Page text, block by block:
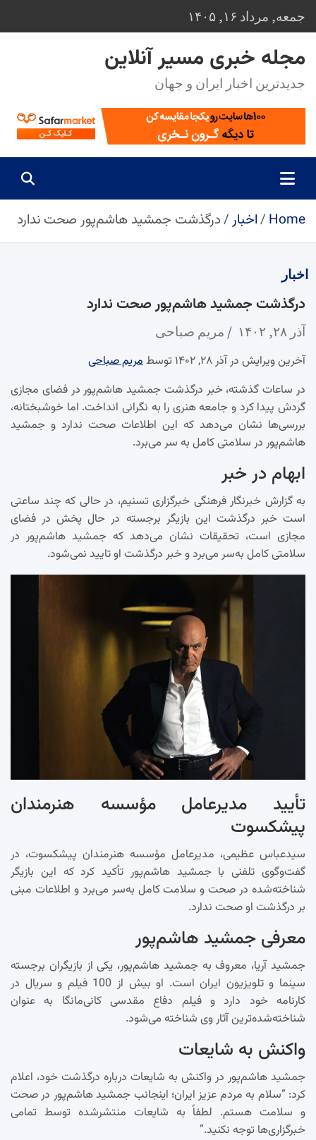
to
content
جمعه, مرداد ۱۶, ۱۴۰۵
مجله خبری مسیر آنلاین
جدیدترین اخبار ایران و جهان
Home اخبار درگذشت جمشید هاشم‌پور صحت ندارد
اخبار
درگذشت جمشید هاشم‌پور صحت ندارد
آذر ۲۸, ۱۴۰۲ مریم صباحی
آخرین ویرایش در آذر ۲۸, ۱۴۰۲ توسط
مریم صباحی
در ساعات گذشته، خبر درگذشت جمشید هاشم‌پور در فضای مجازی
گردش پیدا کرد و جامعه هنری را به نگرانی انداخت. اما خوشبختانه،
بررسی‌ها نشان می‌دهد که این اطلاعات صحت ندارد و جمشید
هاشم‌پور در سلامتی کامل به سر می‌برد.
ابهام در خبر
به گزارش خبرنگار فرهنگی خبرگزاری تسنیم، در حالی که چند ساعتی
است خبر درگذشت این بازیگر برجسته در حال پخش در فضای
مجازی است، تحقیقات نشان می‌دهد که جمشید هاشم‌پور در
سلامتی کامل به‌سر می‌برد و خبر درگذشت او تایید نمی‌شود.
تأیید مدیرعامل مؤسسه هنرمندان
پیشکسوت
سیدعباس عظیمی، مدیرعامل مؤسسه هنرمندان پیشکسوت، در
گفت‌وگوی تلفنی با جمشید هاشم‌‌پور تأکید کرد که این بازیگر
شناخته‌شده در صحت و سلامت کامل به‌سر می‌برد و اطلاعات مبنی
بر درگذشت او صحت ندارد.
معرفی جمشید هاشم‌پور
جمشید آریا، معروف به جمشید هاشم‌پور، یکی از بازیگران برجسته
سینما و تلویزیون ایران است. او بیش از 100 فیلم و سریال در
کارنامه خود دارد و فیلم دفاع مقدسی کانی‌مانگا به عنوان
شناخته‌شده‌ترین آثار وی شناخته می‌شود.
واکنش به شایعات
جمشید هاشم‌پور در واکنش به شایعات درباره درگذشت خود، اعلام
کرد: “سلام به مردم عزیز ایران؛ اینجانب جمشید هاشم‌پور در صحت
و سلامت هستم. لطفاً به شایعات منتشرشده توسط تمامی
خبرگزاری‌ها توجه نکنید.”